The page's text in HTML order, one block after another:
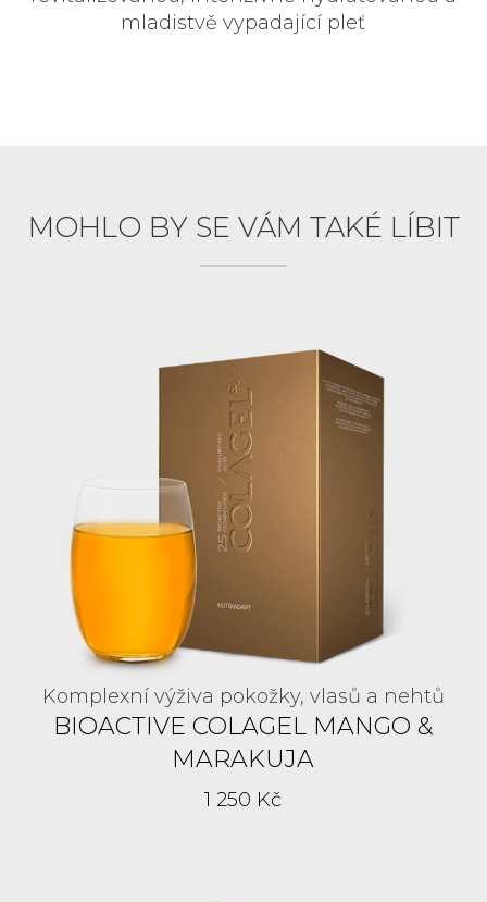
mladistvě vypadající pleť
MOHLO BY SE VÁM TAKÉ LÍBIT
Komplexní výživa pokožky, vlasů a nehtů
BIOACTIVE COLAGEL MANGO &
MARAKUJA
1 250 Kč